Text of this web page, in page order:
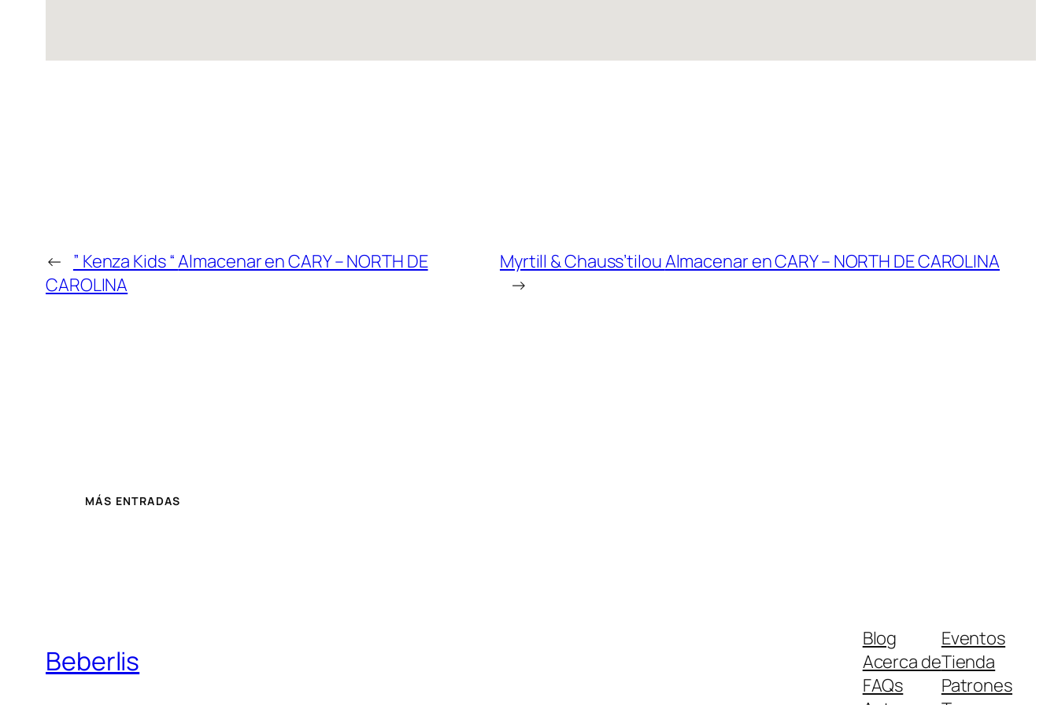
← ” Kenza Kids “Almacenar en CARY – NORTH DE
CAROLINA
Myrtill & Chauss’tilouAlmacenar en CARY – NORTH DE CAROLINA
→
MÁS ENTRADAS
Beberlis
Blog
Acerca de
FAQs
Eventos
Tienda
Patrones